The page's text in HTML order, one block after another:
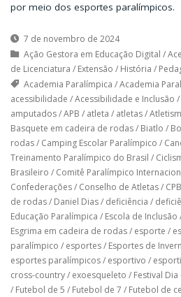
por meio dos esportes paralímpicos.
7 de novembro de 2024
Ação Gestora em Educação Digital /
de Licenciatura / Extensão / História /
Academia Paralímpica /Academia
acessibilidade /Acessibilidade e Inclusão /
amputados/APB / atleta / atletas/
Basquete em cadeira de rodas/ Biatlo /
rodas/ Camping Escolar Paralímpico /
Treinamento Paralímpico do Brasil /
Brasileiro / Comitê Paralímpico
Confederações/ Conselho de Atletas/ CPB
de rodas/ Daniel Dias/ deficiência /
Educação Paralímpica / Escola de Inclusão
Esgrima em cadeira de rodas/ esporte /
paralímpico / esportes/ Esportes de
esportes paralímpicos/ esportivo /
cross-country/ exoesqueleto / Festival
/ Futebol de 5 / Futebol de 7 / Futebol de